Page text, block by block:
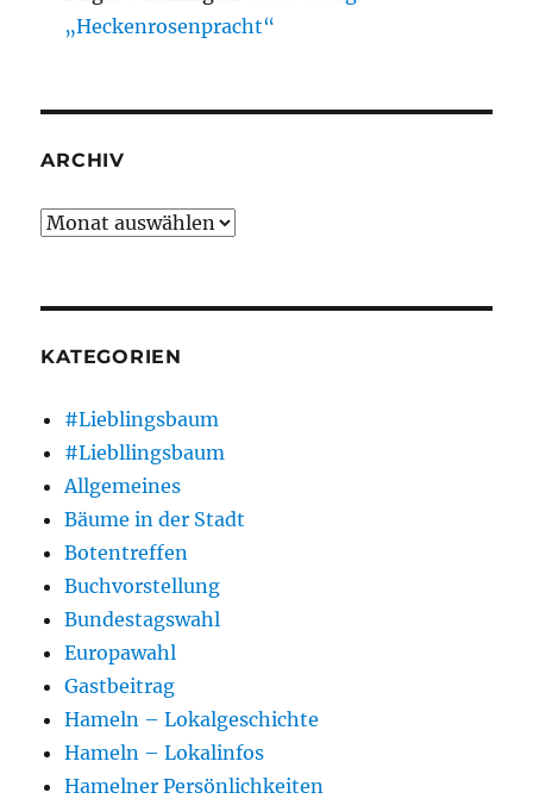
„Heckenrosenpracht“
ARCHIV
Archiv
KATEGORIEN
#Lieblingsbaum
#Liebllingsbaum
Allgemeines
Bäume in der Stadt
Botentreffen
Buchvorstellung
Bundestagswahl
Europawahl
Gastbeitrag
Hameln – Lokalgeschichte
Hameln – Lokalinfos
Hamelner Persönlichkeiten